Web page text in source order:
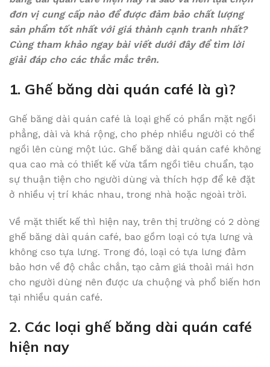
đơn vị cung cấp nào để được đảm bảo chất lượng
sản phẩm tốt nhất với giá thành cạnh tranh nhất?
Cùng tham khảo ngay bài viết dưới đây để tìm lời
giải đáp cho các thắc mắc trên.
1. Ghế băng dài quán café là gì?
Ghế băng dài quán café là loại ghế có phần mặt ngồi
phẳng, dài và khá rộng, cho phép nhiều người có thể
ngồi lên cùng một lúc. Ghế băng dài quán café không
qua cao mà có thiết kế vừa tầm ngồi tiêu chuẩn, tạo
sự thuận tiện cho người dùng và thích hợp để kê đặt
ở nhiều vị trí khác nhau, trong nhà hoặc ngoài trời.
Về mặt thiết kế thì hiện nay, trên thị trường có 2 dòng
ghế băng dài quán café, bao gồm loại có tựa lưng và
không cso tựa lưng. Trong đó, loại có tựa lưng đảm
bảo hơn về độ chắc chắn, tạo cảm giá thoải mái hơn
cho người dùng nên được ưa chuộng và phổ biến hơn
tại nhiều quán café.
2. Các loại ghế băng dài quán café
hiện nay